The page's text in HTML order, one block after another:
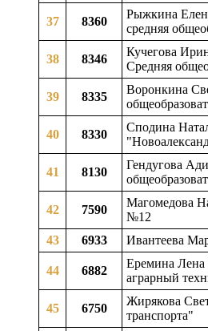
37 8360
Рыжкина
средняя
38 8346
Кучегова
Средняя
39 8335
Воронкина
40 8330
Сподина
41 8130
Гендугова
42 7590
Магомедова
№12
43
6933 Ивантеева
44 6882
Еремина Лена
аграрный
45 6750
Жирякова
транспорта"